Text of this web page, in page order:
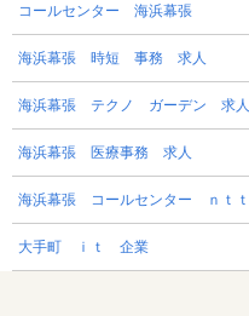
コールセンター 海浜幕張
海浜幕張 時短 事務 求人
海浜幕張 テクノ ガーデン 求人
海浜幕張 医療事務 求人
海浜幕張 コールセンター ｎｔｔ
大手町 ｉｔ 企業